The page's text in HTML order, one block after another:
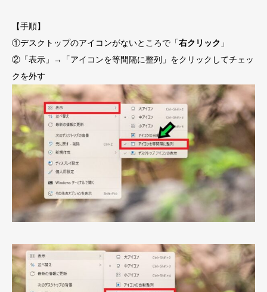
【手順】
①デスクトップのアイコンがないところで「右クリック 」
②「表示」→「アイコンを等間隔に整列」をクリックしてチェッ
クを外す